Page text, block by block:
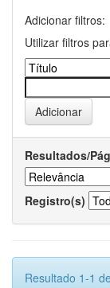
Adicionar filtros:
Utilizar filtros
Resultados/
Registro(s)
Resultado 1-1